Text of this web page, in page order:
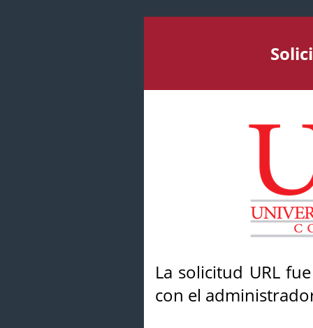
La solicitud URL
con el